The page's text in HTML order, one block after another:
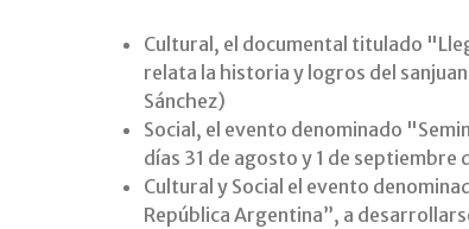
Cultural, el documental titulado
relata la historia y logros del
Sánchez)
Social, el evento denominado
días 31 de agosto y 1 de
Cultural y Social el evento
República Argentina”, a